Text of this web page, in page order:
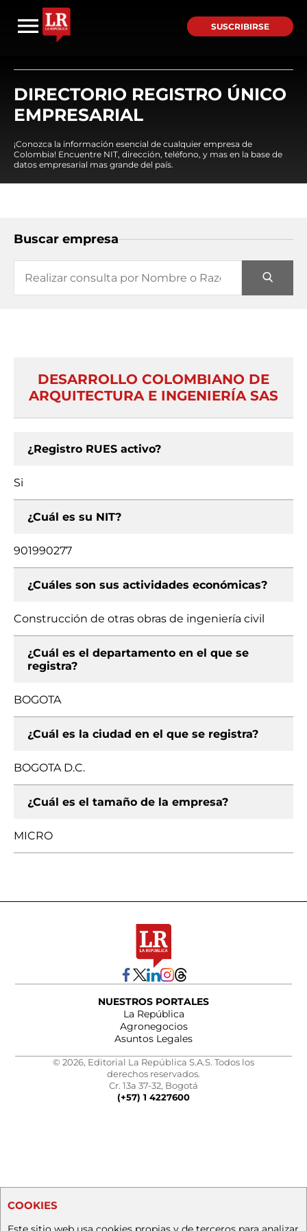
SUSCRIBIRSE
DIRECTORIO REGISTRO ÚNICO
EMPRESARIAL
¡Conozca la información esencial de cualquier empresa de
Colombia! Encuentre NIT, dirección, teléfono, y mas en la base de
datos empresarial mas grande del país.
Buscar empresa
DESARROLLO COLOMBIANO DE
ARQUITECTURA E INGENIERÍA SAS
¿Registro RUES activo?
Si
¿Cuál es su NIT?
901990277
¿Cuáles son sus actividades económicas?
Construcción de otras obras de ingeniería civil
¿Cuál es el departamento en el que se
registra?
BOGOTA
¿Cuál es la ciudad en el que se registra?
BOGOTA D.C.
¿Cuál es el tamaño de la empresa?
MICRO
NUESTROS PORTALES
La República
Agronegocios
Asuntos Legales
© 2026, Editorial La República S.A.S. Todos los
derechos reservados.
Cr. 13a 37-32, Bogotá
(+57) 1 4227600
COOKIES